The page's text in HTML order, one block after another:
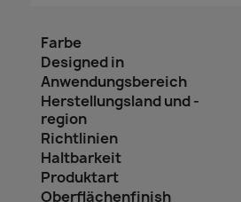
Farbe
Designed in
Anwendungsbereich
Herstellungsland und -
region
Richtlinien
Haltbarkeit
Produktart
Oberflächenfinish